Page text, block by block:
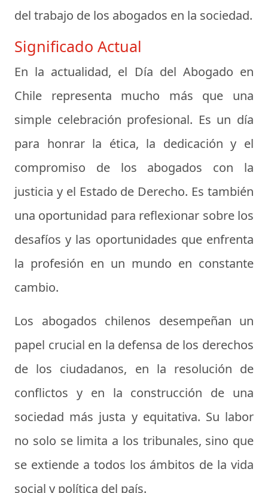
del trabajo de los abogados en la sociedad.
Significado Actual
En la actualidad, el Día del Abogado en
Chile representa mucho más que una
simple celebración profesional. Es un día
para honrar la ética, la dedicación y el
compromiso de los abogados con la
justicia y el Estado de Derecho. Es también
una oportunidad para reflexionar sobre los
desafíos y las oportunidades que enfrenta
la profesión en un mundo en constante
cambio.
Los abogados chilenos desempeñan un
papel crucial en la defensa de los derechos
de los ciudadanos, en la resolución de
conflictos y en la construcción de una
sociedad más justa y equitativa. Su labor
no solo se limita a los tribunales, sino que
se extiende a todos los ámbitos de la vida
social y política del país.